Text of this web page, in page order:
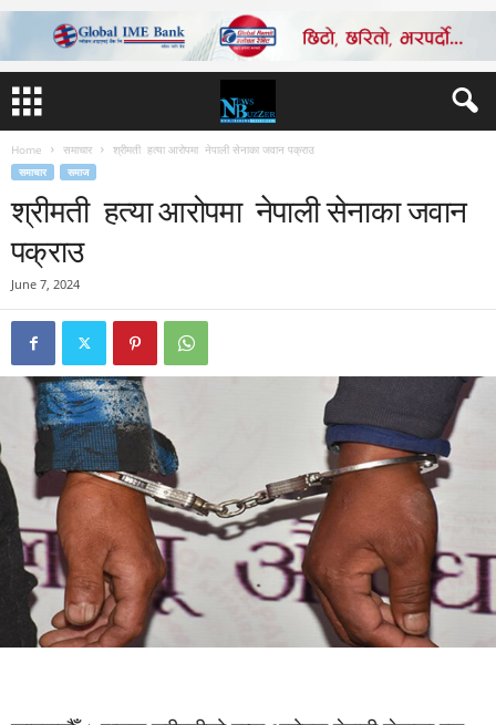
Home समाचार श्रीमती हत्या आरोपमा नेपाली सेनाका जवान पक्राउ
समाचार समाज
श्रीमती हत्या आरोपमा नेपाली सेनाका जवान
पक्राउ
June 7, 2024